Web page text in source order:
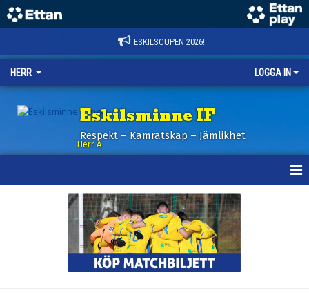
ESKILSCUPEN 2026!
HERR LOGGA IN
Eskilsminne IF
Respekt – Kamratskap – Jämlikhet
Herr A